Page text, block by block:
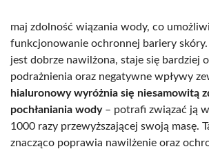
maj zdolność wiązania wody, co
funkcjonowanie ochronnej bariery
jest dobrze nawilżona, staje się bardziej
podrażnienia oraz negatywne wpływy
hialuronowy wyróżnia się niesamowitą
pochłaniania wody– potrafi związać ją
1000 razy przewyższającej swoją masę.
znacząco poprawia nawilżenie oraz